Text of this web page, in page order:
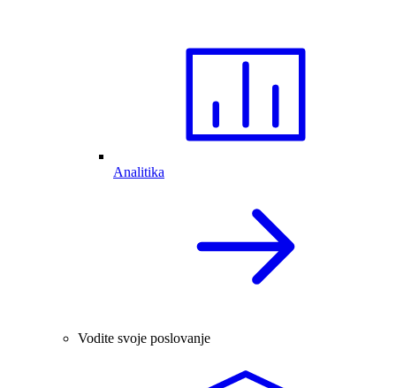
Analitika
Vodite svoje poslovanje